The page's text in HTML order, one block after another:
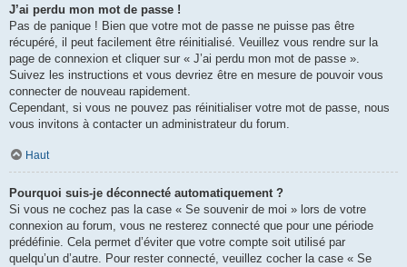
J’ai perdu mon mot de passe !
Pas de panique ! Bien que votre mot de passe ne puisse pas être
récupéré, il peut facilement être réinitialisé. Veuillez vous rendre sur la
page de connexion et cliquer sur « J’ai perdu mon mot de passe ».
Suivez les instructions et vous devriez être en mesure de pouvoir vous
connecter de nouveau rapidement.
Cependant, si vous ne pouvez pas réinitialiser votre mot de passe, nous
vous invitons à contacter un administrateur du forum.
Haut
Pourquoi suis-je déconnecté automatiquement ?
Si vous ne cochez pas la case « Se souvenir de moi » lors de votre
connexion au forum, vous ne resterez connecté que pour une période
prédéfinie. Cela permet d’éviter que votre compte soit utilisé par
quelqu’un d’autre. Pour rester connecté, veuillez cocher la case « Se